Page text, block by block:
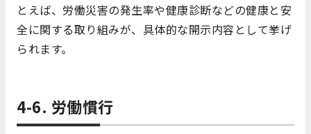
とえば、労働災害の発生率や健康診断などの健康と安
全に関する取り組みが、具体的な開示内容として挙げ
られます。
4-6. 労働慣行